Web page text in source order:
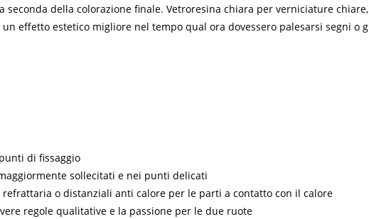
seconda della colorazione finale. Vetroresina chiara per verniciature
effetto estetico migliore nel tempo qual ora dovessero palesarsi segni
di fissaggio
sollecitati e nei punti delicati
o distanziali anti calore per le parti a contatto con il calore
regole qualitative e la passione per le due ruote